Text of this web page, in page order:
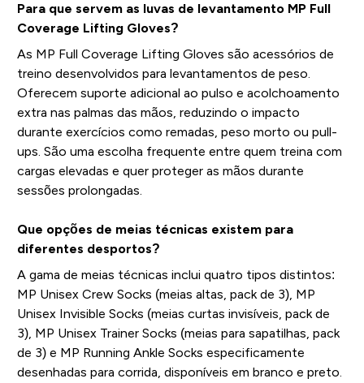
Para que servem as luvas de levantamento MP Full
Coverage Lifting Gloves?
As MP Full Coverage Lifting Gloves são acessórios de
treino desenvolvidos para levantamentos de peso.
Oferecem suporte adicional ao pulso e acolchoamento
extra nas palmas das mãos, reduzindo o impacto
durante exercícios como remadas, peso morto ou pull-
ups. São uma escolha frequente entre quem treina com
cargas elevadas e quer proteger as mãos durante
sessões prolongadas.
Que opções de meias técnicas existem para
diferentes desportos?
A gama de meias técnicas inclui quatro tipos distintos:
MP Unisex Crew Socks (meias altas, pack de 3), MP
Unisex Invisible Socks (meias curtas invisíveis, pack de
3), MP Unisex Trainer Socks (meias para sapatilhas, pack
de 3) e MP Running Ankle Socks especificamente
desenhadas para corrida, disponíveis em branco e preto.